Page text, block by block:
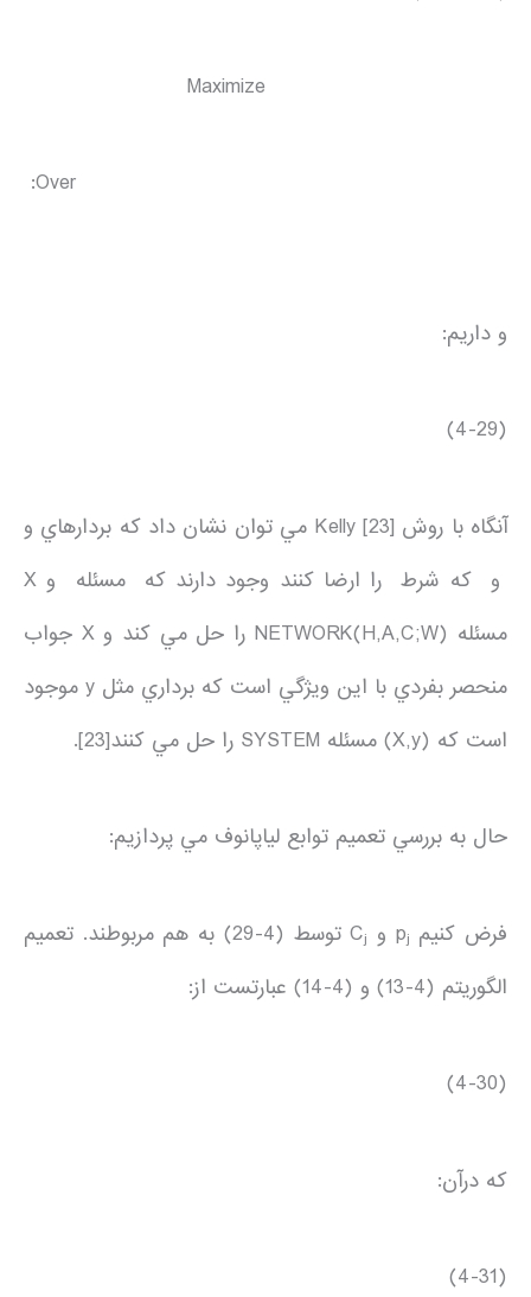
Over:
و داريم:
(4-29)
آنگاه با روش Kelly [23] مي توان نشان داد كه بردارهاي و
و كه شرط را ارضا كنند وجود دارند كه مسئله و X
مسئله NETWORK(H,A,C;W) را حل مي كند و X جواب
منحصر بفردي با اين ويژگي است كه برداري مثل y موجود
است كه (X,y) مسئله SYSTEM را حل مي كنند[23].
حال به بررسي تعميم توابع لياپانوف مي پردازيم:
فرض كنيم p j و C j
توسط (4-29) به هم مربوطند. تعميم
الگوريتم (4-13) و (4-14) عبارتست از:
(4-30)
كه درآن:
(4-31)